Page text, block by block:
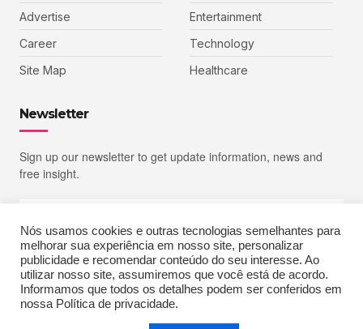
Advertise
Career
Site Map
Entertainment
Technology
Healthcare
Newsletter
Sign up our newsletter to get update information, news and
free insight.
SIGN UP
Copyright © 2023 Echoiz, All rights reserved. Powered by MoxCreative
Nós usamos cookies e outras tecnologias semelhantes para
melhorar sua experiência em nosso site, personalizar
publicidade e recomendar conteúdo do seu interesse. Ao
utilizar nosso site, assumiremos que você está de acordo.
Informamos que todos os detalhes podem ser conferidos em
nossa Política de privacidade.